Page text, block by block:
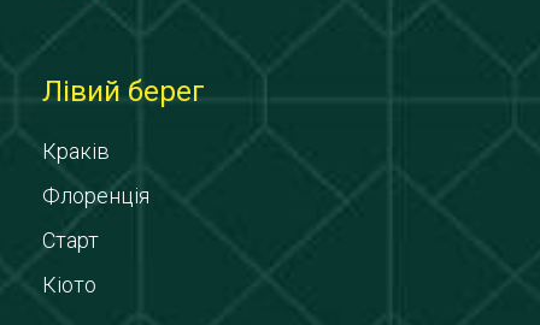
Лівий берег
Краків
Флоренція
Старт
Кіото